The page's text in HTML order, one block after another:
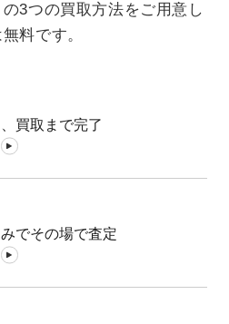
の3つの買取方法をご用意し
料です。
買取まで完了
でその場で査定